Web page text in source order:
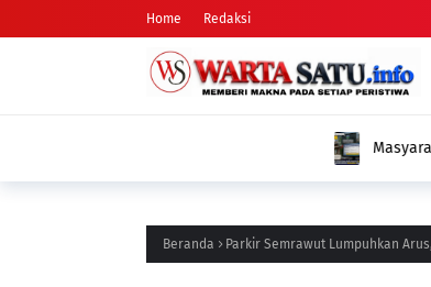
Home Redaksi
Masyarakat Bingung, Nilai Desil
Ulang, Dinas Sosial Diminta Beri
Beranda Parkir Semrawut Lumpuhkan